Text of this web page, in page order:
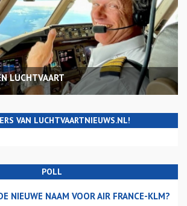
LUCHTVAART
VAN LUCHTVAARTNIEUWS.NL!
POLL
NIEUWE NAAM VOOR AIR FRANCE-KLM?